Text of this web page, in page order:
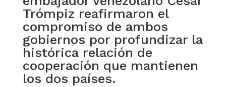
Trómpiz reafirmaron el
compromiso de ambos
gobiernos por profundizar la
histórica relación de
cooperación que mantienen
los dos países.